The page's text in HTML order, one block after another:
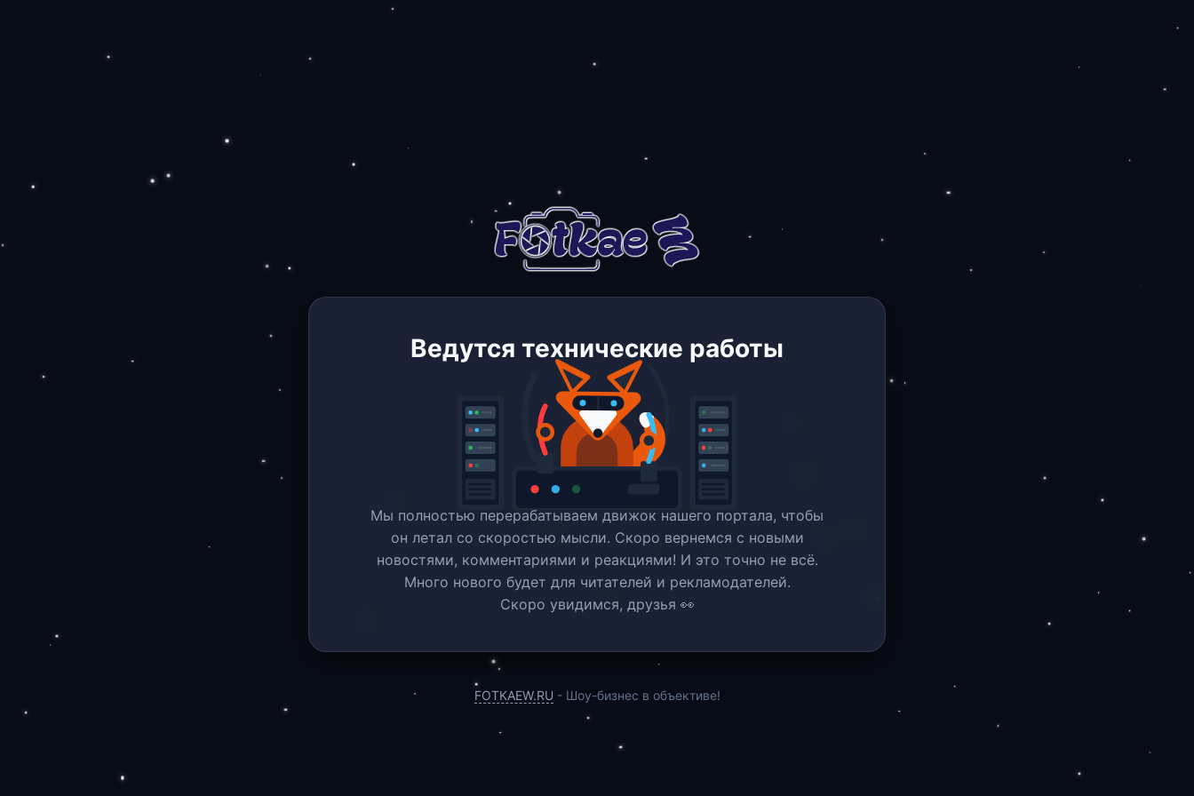
Ведутся технические работы
Мы полностью перерабатываем движок нашего портала, чтобы
он летал со скоростью мысли. Скоро вернемся c новыми
новостями, комментариями и реакциями! И это точно не всё.
Много нового будет для читателей и рекламодателей.
Скоро увидимся, друзья 👀
FOTKAEW.RU - Шоу-бизнес в объективе!